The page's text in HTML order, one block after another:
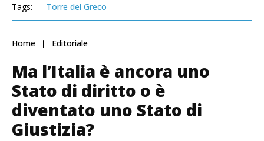
Tags: Torre del Greco
Home Editoriale
Ma l’Italia è ancora uno
Stato di diritto o è
diventato uno Stato di
Giustizia?